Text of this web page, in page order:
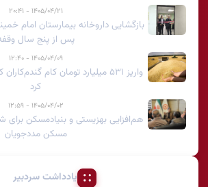
۱۴۰۵/۰۴/۲۱ - ۲۰:۴۱
بازگشایی داروخانه بیمارستان امام
پس از پنج سال
۱۴۰۵/۰۴/۰۹ - ۱۲:۴۰
واریز ۵۳۱ میلیارد تومان کام
کرد
۱۴۰۵/۰۴/۰۲ - ۱۲:۵۹
هم‌افزایی بهزیستی و بنیادمسکن
مسکن مددجویان
یادداشت سردبیر